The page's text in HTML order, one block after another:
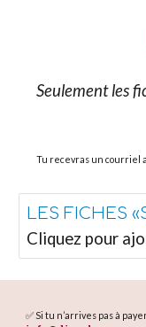
Seulement les
Tu recevras un courriel
LES FICHES
Cliquez pour
✅ Si tu n’arrives pas à